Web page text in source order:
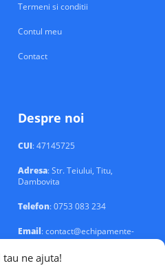
tau ne ajuta!
Termeni si conditii
Contul meu
Contact
Despre noi
CUI: 47145725
Adresa: Str. Teiului, Titu,
Dambovita
Telefon: 0753 083 234
Email: contact@echipamente-
electrice.ro